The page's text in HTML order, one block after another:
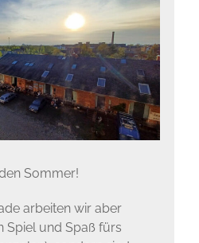
Sommer!
arbeiten wir aber
Spiel und Spaß fürs